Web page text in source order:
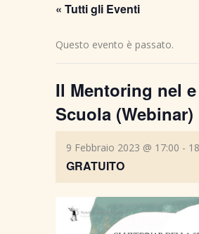
« Tutti gli Eventi
Questo evento è passato.
Il Mentoring nel
Scuola (Webinar)
9 Febbraio 2023 @ 17:00 -
GRATUITO